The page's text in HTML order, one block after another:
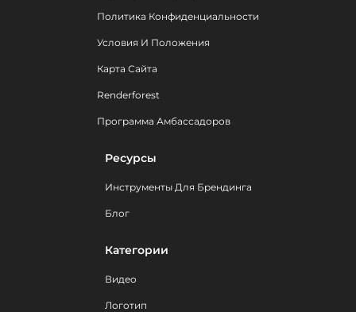
Политика Конфиденциальности
Условия И Положения
Карта Сайта
Renderforest
Программа Амбассадоров
Ресурсы
Инструменты Для Брендинга
Блог
Категории
Видео
Логотип